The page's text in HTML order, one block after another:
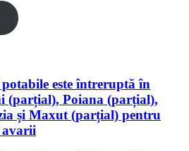
este întreruptă în
(parțial), Poiana (parțial),
și Maxut (parțial) pentru
avarii